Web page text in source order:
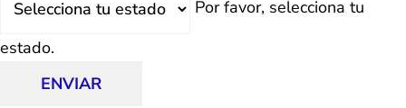
Por favor, selecciona tu
estado.
ENVIAR